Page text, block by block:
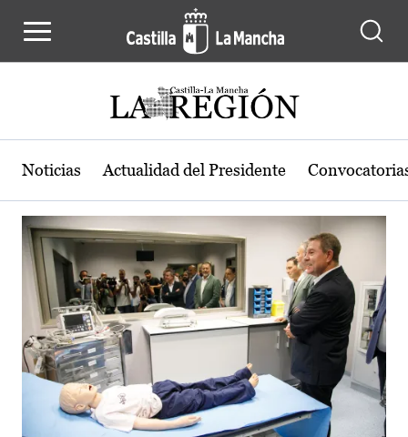
Actualidad de la región de Castilla-
Noticias Actualidad del Presidente